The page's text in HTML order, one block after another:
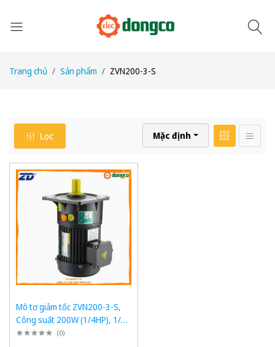
Trang chủ Sản phẩm ZVN200-3-S
Lọc Mặc định
Mô tơ giảm tốc ZVN200-3-S,
Công suất 200W (1/4HP), 1/3,
Chân đế
(0)